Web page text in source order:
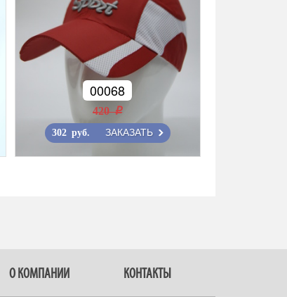
00068
420 r
302 руб. ЗАКАЗАТЬ
О КОМПАНИИ КОНТАКТЫ